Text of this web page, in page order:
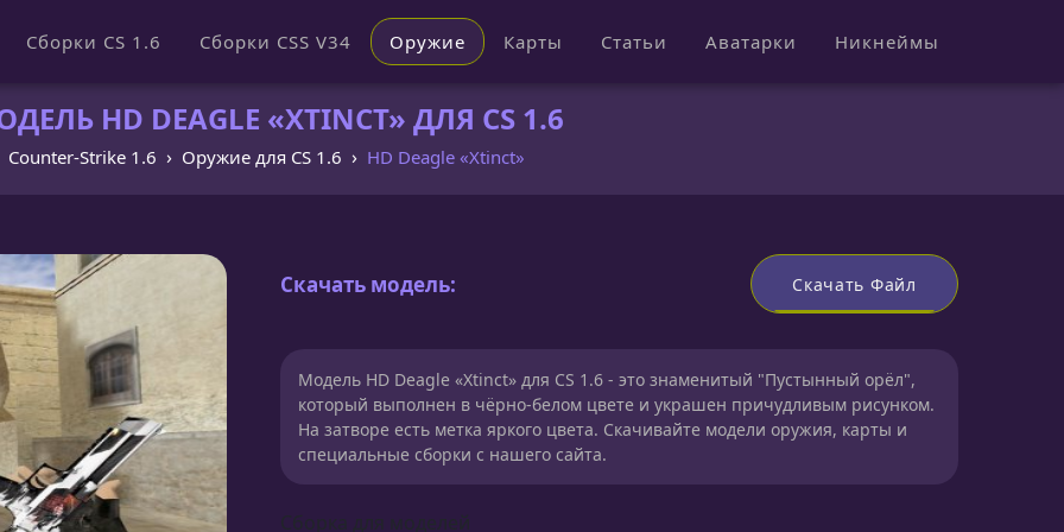
Сборки CS 1.6 Сборки CSS V34 Оружие Карты Статьи Аватарки Никнеймы
HD DEAGLE «XTINCT» ДЛЯ CS 1.6
Counter-Strike 1.6 Оружие для CS 1.6 HD Deagle «Xtinct»
Скачать модель: Скачать Файл
Модель HD Deagle «Xtinct» для CS 1.6 - это знаменитый "Пустынный орёл",
который выполнен в чёрно-белом цвете и украшен причудливым рисунком.
На затворе есть метка яркого цвета. Скачивайте модели оружия, карты и
специальные сборки с нашего сайта.